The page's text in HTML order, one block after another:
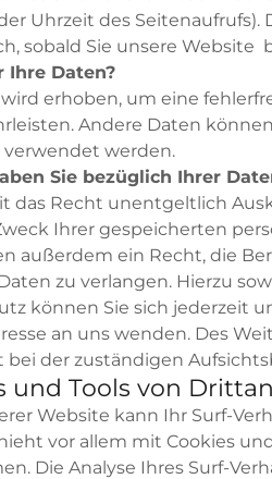
Uhrzeit des Seitenaufrufs).
sobald Sie unsere Website
Ihre Daten?
wird erhoben, um eine
Andere Daten
werden.
Sie bezüglich Ihrer
das Recht unentgeltlich
Ihrer gespeicherten
außerdem ein Recht, die
zu verlangen. Hierzu
können Sie sich jederzeit
an uns wenden. Des
bei der zuständigen
und Tools von
Website kann Ihr Surf-
vor allem mit Cookies
Die Analyse Ihres Surf-